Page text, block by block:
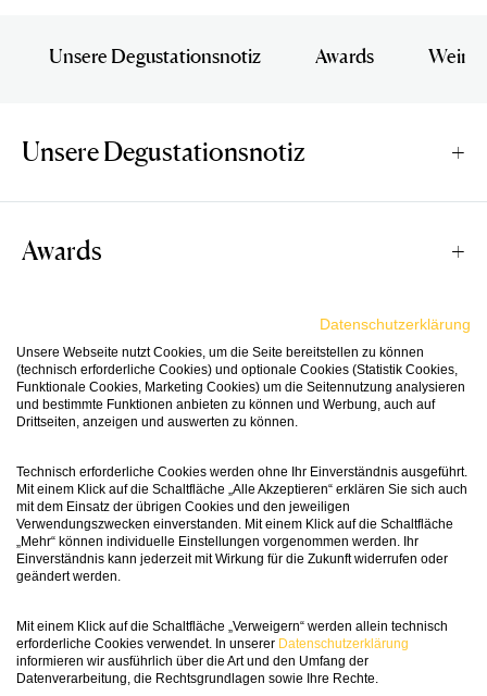
Unsere Degustationsnotiz Awards Wein
Unsere Degustationsnotiz
dessen Noten an weisse und gelbe Früchte,
Nüsse und Kräuter erinnern. Am Gaumen bietet
er einen feinen Schmelz, ein elegantes Mousseux
und eine unwiderstehlich feine Süsse, die sich
hervorragend mit der Weinsäure verbindet.
Awards
Wine in
Black
der Schäumer aus dem Veneto beliebter als
heute. Ein besonders schönes Exemplar kommt
aus dem Hause Serre. Der Familienbetrieb mit
besten Lagen im Valdobiaddene verfügt
mittlerweile über 60 Jahre Erfahrung und hat
bereits eine Vielzahl internationaler
Auszeichnungen erhalten. Der Spumante Treviso
zählt zu den schönsten Prosecchi des Hauses!
Passt Zu
High-End-Sushi, Delikatessen wie Hummer und
Variationen. Klassisch mit frischen Erdbeeren ein
Traum!
Der Serre Prosecco Spumante Treviso Brut NV
stammt aus verschiedenen Weinbergen der
Provinz Treviso mit Böden aus Mergel, Ton und
Glera erstellt. Die Trauben werden in der Frühe
gelesen, gepresst und nach dem Absetzen des
Trubs temperaturkontrolliert vergoren und im
Fact Sheet
Artikelnummer 74704
Zutaten & Nährwerte
Datenschutzerklärung
Unsere Webseite nutzt Cookies, um die Seite bereitstellen zu können
(technisch erforderliche Cookies) und optionale Cookies (Statistik Cookies,
Funktionale Cookies, Marketing Cookies) um die Seitennutzung analysieren
und bestimmte Funktionen anbieten zu können und Werbung, auch auf
Drittseiten, anzeigen und auswerten zu können.
Technisch erforderliche Cookies werden ohne Ihr Einverständnis ausgeführt.
Mit einem Klick auf die Schaltfläche „Alle Akzeptieren“ erklären Sie sich auch
mit dem Einsatz der übrigen Cookies und den jeweiligen
Verwendungszwecken einverstanden. Mit einem Klick auf die Schaltfläche
„Mehr“ können individuelle Einstellungen vorgenommen werden. Ihr
Einverständnis kann jederzeit mit Wirkung für die Zukunft widerrufen oder
geändert werden.
Mit einem Klick auf die Schaltfläche „Verweigern“ werden allein technisch
erforderliche Cookies verwendet. In unserer Datenschutzerklärung
informieren wir ausführlich über die Art und den Umfang der
Datenverarbeitung, die Rechtsgrundlagen sowie Ihre Rechte.